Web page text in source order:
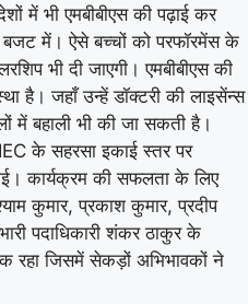
में भी एमबीबीएस की पढ़ाई कर
में। ऐसे बच्चों को परफॉरमेंस के
भी दी जाएगी। एमबीबीएस की
है। जहाँ उन्हें डॉक्टरी की लाइसेंन्स
में बहाली भी की जा सकती है।
के सहरसा इकाई स्तर पर
कार्यक्रम की सफलता के लिए
कुमार, प्रकाश कुमार, प्रदीप
पदाधिकारी शंकर ठाकुर के
रहा जिसमें सेकड़ों अभिभावकों ने